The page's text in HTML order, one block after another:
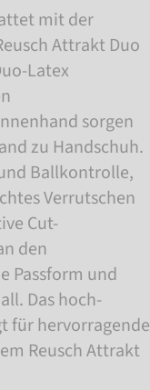
mit der
Attrakt Duo
Latex
sorgen
zu Handschuh.
Ballkontrolle,
Verrutschen
Cut-
den
Passform und
Das hoch-
für hervorragende
Reusch Attrakt